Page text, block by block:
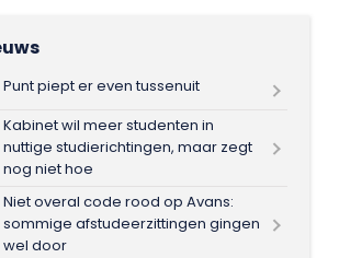
Punt piept er even tussenuit
Kabinet wil meer studenten in
nuttige studierichtingen, maar zegt
nog niet hoe
Niet overal code rood op Avans:
sommige afstudeerzittingen gingen
wel door